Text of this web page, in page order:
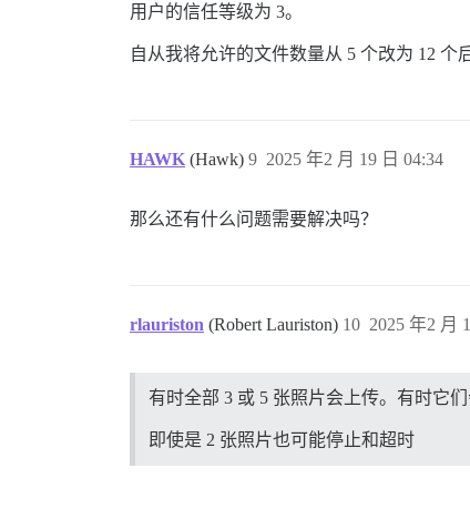
用户的信任等级为 3。
自从我将允许的文件数量从 5 个改为 12 个
HAWK (Hawk) 2025 年2 月 19 日 04:34
9
那么还有什么问题需要解决吗？
rlauriston (Robert Lauriston) 2025 年2 月
10
有时全部 3 或 5 张照片会上传。有时它
即使是 2 张照片也可能停止和超时